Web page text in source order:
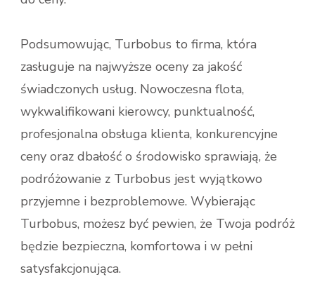
Podsumowując, Turbobus to firma, która
zasługuje na najwyższe oceny za jakość
świadczonych usług. Nowoczesna flota,
wykwalifikowani kierowcy, punktualność,
profesjonalna obsługa klienta, konkurencyjne
ceny oraz dbałość o środowisko sprawiają, że
podróżowanie z Turbobus jest wyjątkowo
przyjemne i bezproblemowe. Wybierając
Turbobus, możesz być pewien, że Twoja podróż
będzie bezpieczna, komfortowa i w pełni
satysfakcjonująca.